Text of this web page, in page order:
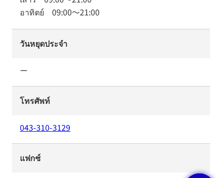
อาทิตย์ 09:00～21:00
วันหยุดประจำ
ー
โทรศัพท์
043-310-3129
แฟกซ์